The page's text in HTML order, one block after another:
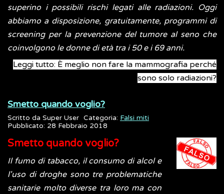
superino i possibili rischi legati alle radiazioni. Oggi
abbiamo a disposizione, gratuitamente, programmi di
screening per la prevenzione del tumore al seno che
coinvolgono le donne di età tra i 50 e i 69 anni.
Leggi tutto: È meglio non fare la mammografia perché
sono solo radiazioni?
Smetto quando voglio?
Scritto da Super User Categoria: Falsi miti
Pubblicato: 28 Febbraio 2018
Smetto quando voglio?
Il fumo di tabacco, il consumo di alcol e
l'uso di droghe sono tre problematiche
sanitarie molto diverse tra loro ma con